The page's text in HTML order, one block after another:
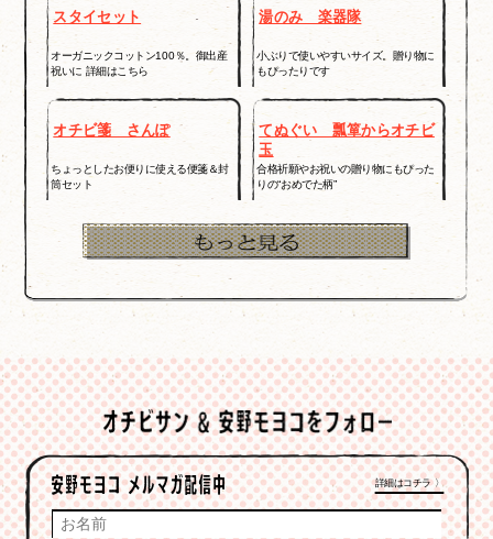
スタイセット
オーガニックコットン100％。御出産
祝いに 詳細はこちら
湯のみ 楽器隊
小ぶりで使いやすいサイズ。贈り物に
もぴったりです
オチビ箋 さんぽ
ちょっとしたお便りに使える便箋＆封
筒セット
てぬぐい 瓢箪からオチビ
玉
合格祈願やお祝いの贈り物にもぴった
りの“おめでた柄”
詳細はコチラ 〉